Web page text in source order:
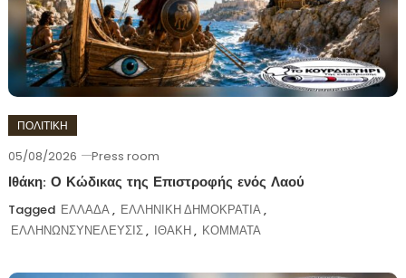
ΠΟΛΙΤΙΚΗ
05/08/2026 Press room
Ιθάκη: Ο Κώδικας της Επιστροφής ενός Λαού
Tagged ΕΛΛΑΔΑ, ΕΛΛΗΝΙΚΗ ΔΗΜΟΚΡΑΤΙΑ,
ΕΛΛΗΝΩΝΣΥΝΕΛΕΥΣΙΣ, ΙΘΑΚΗ, ΚΟΜΜΑΤΑ